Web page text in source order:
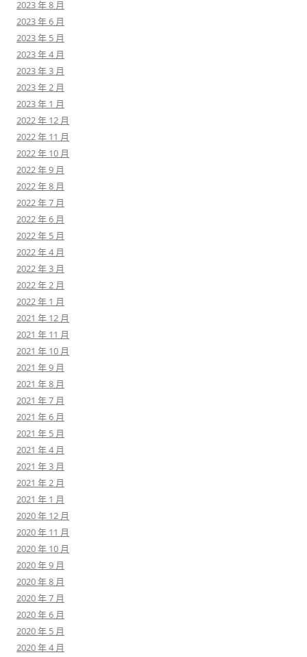
2023 年 8 月
2023 年 6 月
2023 年 5 月
2023 年 4 月
2023 年 3 月
2023 年 2 月
2023 年 1 月
2022 年 12 月
2022 年 11 月
2022 年 10 月
2022 年 9 月
2022 年 8 月
2022 年 7 月
2022 年 6 月
2022 年 5 月
2022 年 4 月
2022 年 3 月
2022 年 2 月
2022 年 1 月
2021 年 12 月
2021 年 11 月
2021 年 10 月
2021 年 9 月
2021 年 8 月
2021 年 7 月
2021 年 6 月
2021 年 5 月
2021 年 4 月
2021 年 3 月
2021 年 2 月
2021 年 1 月
2020 年 12 月
2020 年 11 月
2020 年 10 月
2020 年 9 月
2020 年 8 月
2020 年 7 月
2020 年 6 月
2020 年 5 月
2020 年 4 月